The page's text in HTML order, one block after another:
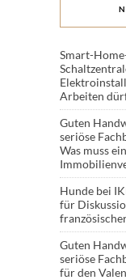
Smart-
Arbeiten
Guten
seriöse
Was muss
Hunde bei
für
Guten
seriöse
für den